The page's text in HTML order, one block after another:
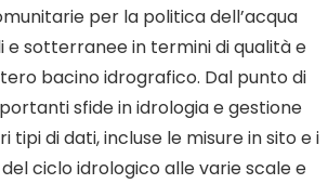
per la politica dell’acqua
sotterranee in termini di qualità e
bacino idrografico. Dal punto di
sfide in idrologia e gestione
di dati, incluse le misure in sito e i
ciclo idrologico alle varie scale e